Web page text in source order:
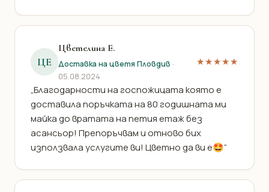
ЦЕ
Цветелина Е.
Доставка на цветя Пловдив ·
05.08.2024
★★★★★
„Благодарности на госпожицата която е
доставила поръчката на 80 годишната ми
майка до вратата на петия етаж без
асансьор! Препоръчвам и отново бих
използвала услугите ви! Цветно да ви е🤩“